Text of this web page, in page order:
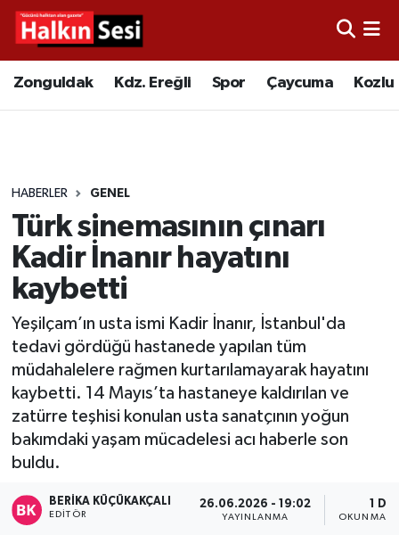
Zonguldak Kdz. Ereğli Spor Çaycuma Kozlu
HABERLER GENEL
Türk sinemasının çınarı
Kadir İnanır hayatını
kaybetti
Yeşilçam’ın usta ismi Kadir İnanır, İstanbul'da
tedavi gördüğü hastanede yapılan tüm
müdahalelere rağmen kurtarılamayarak hayatını
kaybetti. 14 Mayıs’ta hastaneye kaldırılan ve
zatürre teşhisi konulan usta sanatçının yoğun
bakımdaki yaşam mücadelesi acı haberle son
buldu.
BERIKA KÜÇÜKAKÇALI
EDITÖR
26.06.2026 - 19:02
YAYINLANMA
1 DK
OKUNMA
Video
Çaycuma
Alaplı
Asayiş
Bartın
Karabük
Devrek
ÇEVRE
Merkez Hava Durumu
Tüm Manşetler
Son Dakika Haberleri
Haber Arşivi